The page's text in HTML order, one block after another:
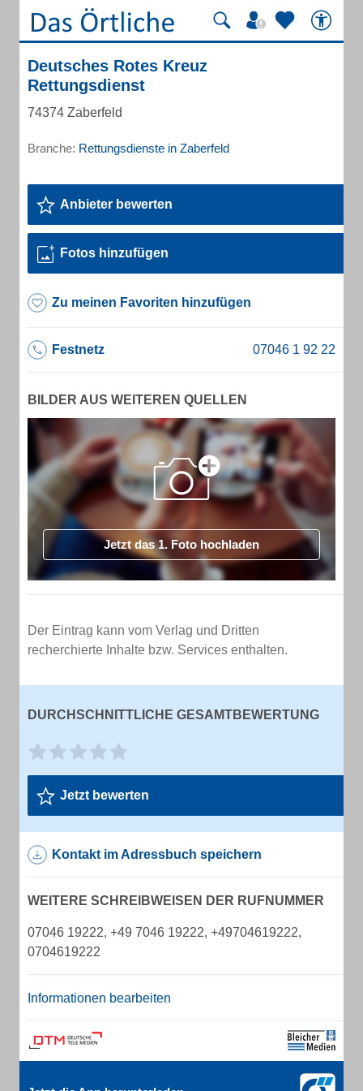
Deutsches Rotes Kreuz
Rettungsdienst
74374 Zaberfeld
Branche: Rettungsdienste in Zaberfeld
Anbieter bewerten
Fotos hinzufügen
Zu meinen Favoriten hinzufügen
Festnetz
BILDER AUS WEITEREN QUELLEN
Jetzt das 1. Foto hochladen
Der Eintrag kann vom Verlag und Dritten
recherchierte Inhalte bzw. Services enthalten.
DURCHSCHNITTLICHE GESAMTBEWERTUNG
Jetzt bewerten
Kontakt im Adressbuch speichern
WEITERE SCHREIBWEISEN DER RUFNUMMER
07046 19222, +49 7046 19222, +49704619222,
0704619222
Informationen bearbeiten